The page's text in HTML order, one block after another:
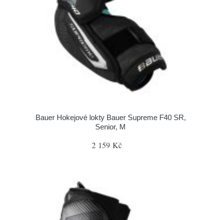
Bauer Hokejové lokty Bauer Supreme F40 SR,
Senior, M
2 159 Kč